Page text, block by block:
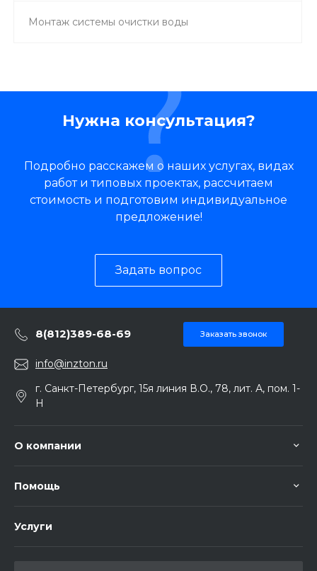
Монтаж системы очистки воды
Нужна консультация?
Подробно расскажем о наших услугах, видах
работ и типовых проектах, рассчитаем
стоимость и подготовим индивидуальное
предложение!
Задать вопрос
8(812)389-68-69 Заказать звонок
info@inzton.ru
г. Санкт-Петербург, 15я линия В.О., 78, лит. А, пом. 1-
Н
О компании
Помощь
Услуги